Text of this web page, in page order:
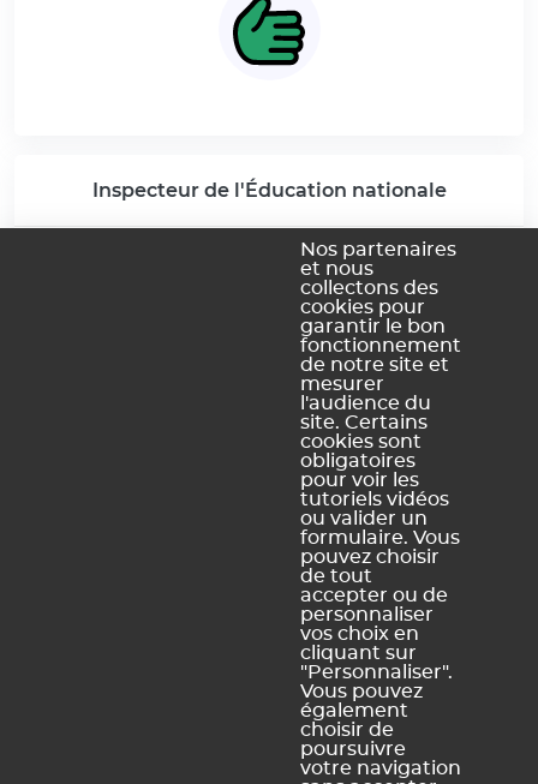
Inspecteur de l'Éducation nationale
7 ressources
Contact entreprise
35 ressources
Nos partenaires
et nous
collectons des
cookies pour
garantir le bon
fonctionnement
de notre site et
mesurer
l'audience du
site. Certains
cookies sont
obligatoires
pour voir les
tutoriels vidéos
ou valider un
formulaire. Vous
pouvez choisir
de tout
accepter ou de
personnaliser
vos choix en
cliquant sur
"Personnaliser".
Vous pouvez
également
choisir de
poursuivre
votre navigation